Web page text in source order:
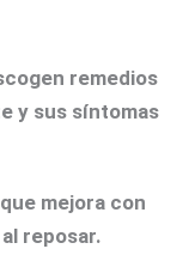
remedios
y sus síntomas
mejora con
reposar.